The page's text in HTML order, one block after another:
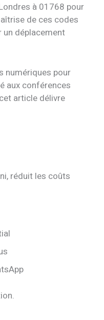
à 01768 pour
de ces codes
un déplacement
numériques pour
aux conférences
article délivre
réduit les coûts